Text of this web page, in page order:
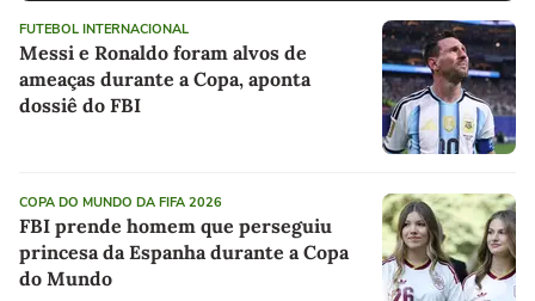
FUTEBOL INTERNACIONAL
Messi e Ronaldo foram alvos de
ameaças durante a Copa, aponta
dossiê do FBI
COPA DO MUNDO DA FIFA 2026
FBI prende homem que perseguiu
princesa da Espanha durante a Copa
do Mundo